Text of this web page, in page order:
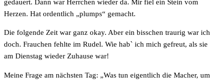
gedauert. Dann war Herrchen wieder da. Mir fiel ein Stein vom
Herzen. Hat ordentlich „plumps“ gemacht.
Die folgende Zeit war ganz okay. Aber ein bisschen traurig war ich
doch. Frauchen fehlte im Rudel. Wie hab` ich mich gefreut, als sie
am Dienstag wieder Zuhause war!
Meine Frage am nächsten Tag: „Was tun eigentlich die Macher, um